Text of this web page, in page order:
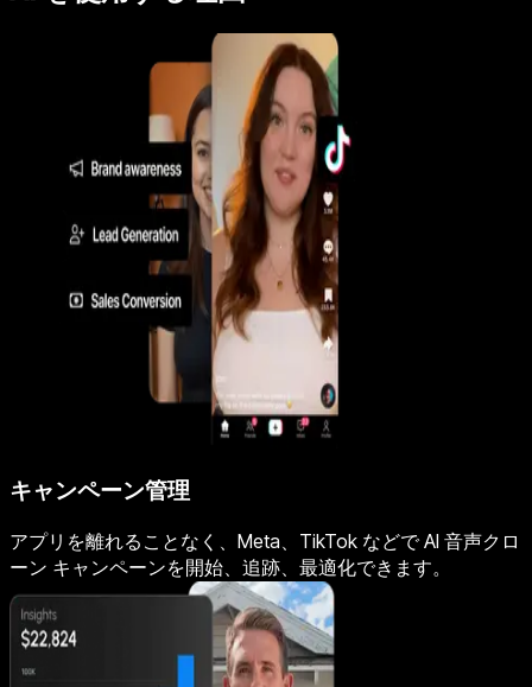
キャンペーン管理
アプリを離れることなく、Meta、TikTok などで AI 音声クロ
ーン キャンペーンを開始、追跡、最適化できます。